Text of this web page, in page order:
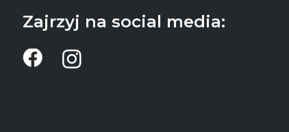
Zajrzyj na social media: